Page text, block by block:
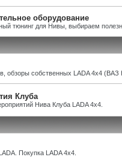
оборудование
тюнинг для Нивы, выбираем
обзоры собственных LADA 4x4 (ВАЗ
Клуба
Нива Клуба LADA 4x4.
Покупка LADA 4x4.